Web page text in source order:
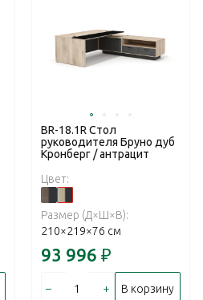
BR-18.1R Стол
руководителя Бруно дуб
Кронберг / антрацит
Цвет:
Размер (Д×Ш×В):
210×219×76 см
93 996 ₽
– + В корзину